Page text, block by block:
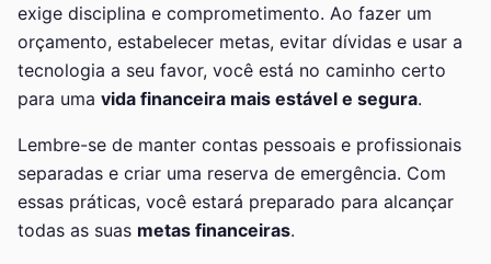
exige disciplina e comprometimento. Ao fazer um
orçamento, estabelecer metas, evitar dívidas e usar a
tecnologia a seu favor, você está no caminho certo
para uma vida financeira mais estável e segura.
Lembre-se de manter contas pessoais e profissionais
separadas e criar uma reserva de emergência. Com
essas práticas, você estará preparado para alcançar
todas as suas metas financeiras.